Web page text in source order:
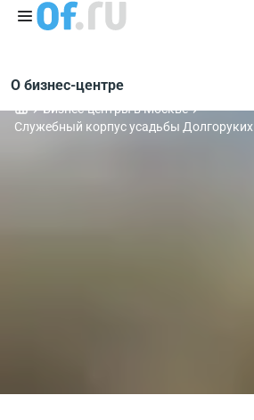
О бизнес-центре
Бизнес-центры в Москве
Служебный корпус усадьбы Долгоруких